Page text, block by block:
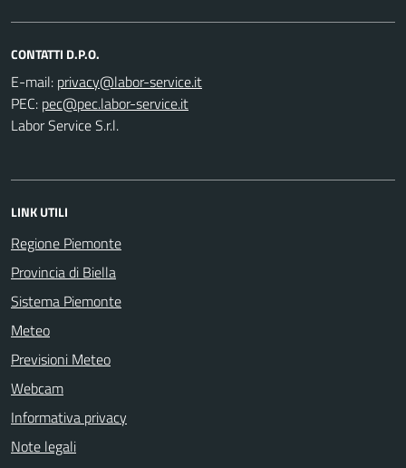
CONTATTI D.P.O.
E-mail:
PEC:
Labor Service S.r.l.
LINK UTILI
Regione Piemonte
Provincia di Biella
Sistema Piemonte
Meteo
Previsioni Meteo
Webcam
Informativa privacy
Note legali